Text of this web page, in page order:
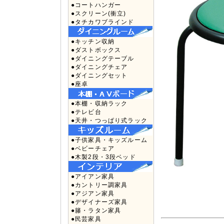
●コートハンガー
●スクリーン(衝立)
●タチカワブラインド
●キッチン収納
●ダストボックス
●ダイニングテーブル
●ダイニングチェア
●ダイニングセット
●座卓
●本棚・収納ラック
●テレビ台
●天井・つっぱり式ラック
●子供家具・キッズルーム
●ベビーチェア
●木製2段・3段ベッド
●アイアン家具
●カントリー調家具
●アジアン家具
●デザイナーズ家具
●籐・ラタン家具
●民芸家具